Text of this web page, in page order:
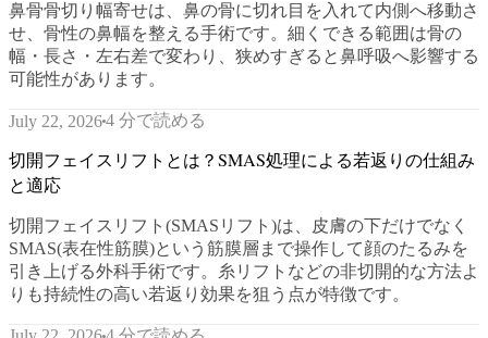
鼻骨骨切り幅寄せは、鼻の骨に切れ目を入れて内側へ移動さ
せ、骨性の鼻幅を整える手術です。細くできる範囲は骨の
幅・長さ・左右差で変わり、狭めすぎると鼻呼吸へ影響する
可能性があります。
July 22, 20264 分で読める
切開フェイスリフトとは？SMAS処理による若返りの仕組み
と適応
切開フェイスリフト(SMASリフト)は、皮膚の下だけでなく
SMAS(表在性筋膜)という筋膜層まで操作して顔のたるみを
引き上げる外科手術です。糸リフトなどの非切開的な方法よ
りも持続性の高い若返り効果を狙う点が特徴です。